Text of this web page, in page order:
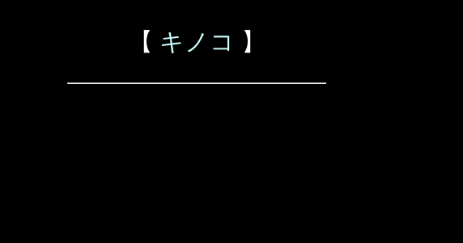
【 キノコ 】